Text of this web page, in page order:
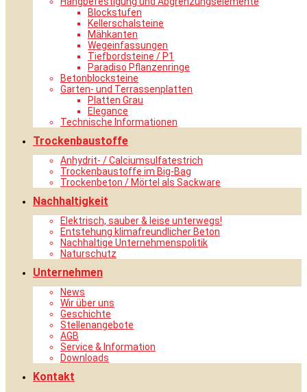
Blockstufen
Kellerschalsteine
Mähkanten
Wegeinfassungen
Tiefbordsteine / P1
Paradiso Pflanzenringe
Betonblocksteine
Garten- und Terrassenplatten
Platten Grau
Elegance
Technische Informationen
Trockenbaustoffe
Anhydrit- / Calciumsulfatestrich
Trockenbaustoffe im Big-Bag
Trockenbeton / Mörtel als Sackware
Nachhaltigkeit
Elektrisch, sauber & leise unterwegs!
Entstehung klimafreundlicher Beton
Nachhaltige Unternehmenspolitik
Naturschutz
Unternehmen
News
Wir über uns
Geschichte
Stellenangebote
AGB
Service & Information
Downloads
Kontakt